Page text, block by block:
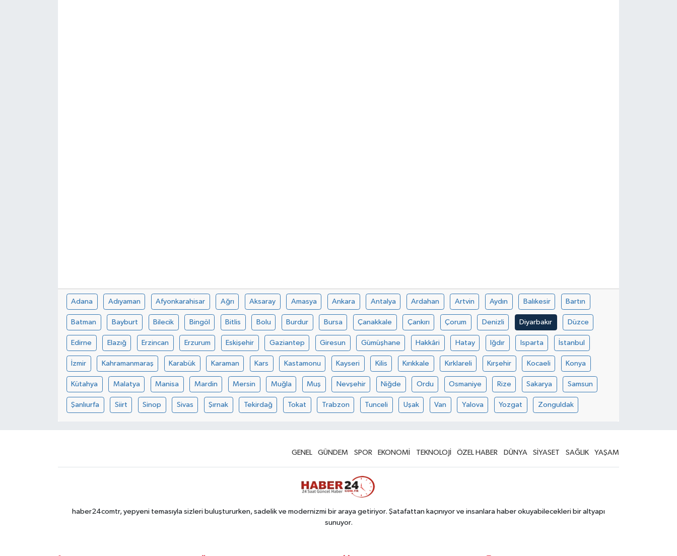
Adana Adıyaman Afyonkarahisar Ağrı Aksaray Amasya Ankara Antalya Ardahan Artvin Aydın Balıkesir Bartın
Batman Bayburt Bilecik Bingöl Bitlis Bolu Burdur Bursa Çanakkale Çankırı Çorum Denizli Diyarbakır Düzce
Edirne Elazığ Erzincan Erzurum Eskişehir Gaziantep Giresun Gümüşhane Hakkâri Hatay Iğdır Isparta İstanbul
İzmir Kahramanmaraş Karabük Karaman Kars Kastamonu Kayseri Kilis Kırıkkale Kırklareli Kırşehir Kocaeli Konya
Kütahya Malatya Manisa Mardin Mersin Muğla Muş Nevşehir Niğde Ordu Osmaniye Rize Sakarya Samsun
Şanlıurfa Siirt Sinop Sivas Şırnak Tekirdağ Tokat Trabzon Tunceli Uşak Van Yalova Yozgat Zonguldak
GENEL GÜNDEM SPOR EKONOMİ TEKNOLOJİ ÖZEL HABER DÜNYA SİYASET SAĞLIK YAŞAM
haber24comtr, yepyeni temasıyla sizleri buluştururken, sadelik ve modernizmi bir araya getiriyor. Şatafattan kaçınıyor ve insanlara haber okuyabilecekleri bir altyapı
sunuyor.